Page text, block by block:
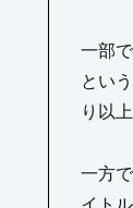
一部
とい
り以
一方
イト